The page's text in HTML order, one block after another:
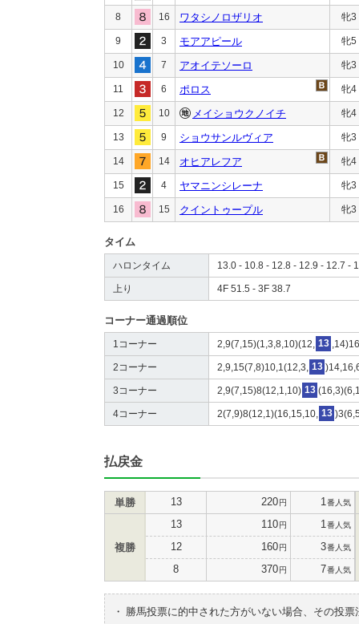
8 16 ワタシノロザリオ 牝3
9 3 モアアピール 牝5
10 7 アオイテソーロ 牝3
11 6 ポロス 牝4
12 10 メイショウクノイチ 牝4
13 9 ショウサンルヴィア 牝3
14 14 オヒアレフア 牝4
15 4 ヤマニンシレーナ 牝3
16 15 クイントゥープル 牝3
タイム
ハロンタイム 13.0 - 10.8 - 12.8 - 12.9 - 12.7 -
上り 4F 51.5 - 3F 38.7
コーナー通過順位
1コーナー 2,9(7,15)(1,3,8,10)(12, 13
2コーナー 2,9,15(7,8)10,1(12,3, 13
3コーナー 2,9(7,15)8(12,1,10) 13
4コーナー 2(7,9)8(12,1)(16,15,10, 13
払戻金
単勝 13 220円 1 番人気
複勝
13 110円 1 番人気
12 160円 3番人気
8 370円 7番人気
・
勝馬投票に的中された方がいない場合、その投